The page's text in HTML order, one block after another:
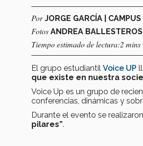
PorJORGE GARCÍA |
Fotos ANDREA
Tiempo estimado de lectura:2 mins
El grupo estudiantil Voice UP
que existe en nuestra
Voice Up es un grupo de
conferencias, dinámicas y
Durante el evento se
pilares”.